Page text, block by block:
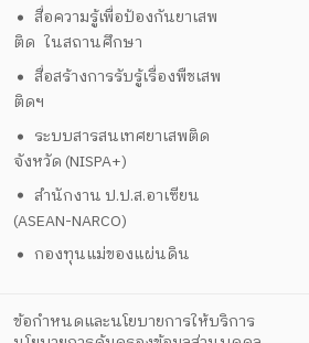
สื่อความรู้เพื่อป้องกันยาเสพ
ติด ในสถานศึกษา
สื่อสร้างการรับรู้เรื่องพืชเสพ
ติดฯ
ระบบสารสนเทศยาเสพติด
จังหวัด (NISPA+)
สำนักงาน ป.ป.ส.อาเซียน
(ASEAN-NARCO)
กองทุนแม่ของแผ่นดิน
ข้อกำหนดและนโยบายการให้บริการ